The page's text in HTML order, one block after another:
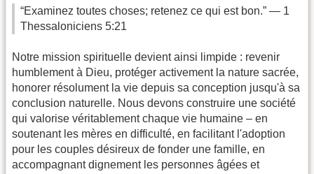
“Examinez toutes choses; retenez ce qui est bon.” — 1
Thessaloniciens 5:21
Notre mission spirituelle devient ainsi limpide : revenir
humblement à Dieu, protéger activement la nature sacrée,
honorer résolument la vie depuis sa conception jusqu'à sa
conclusion naturelle. Nous devons construire une société
qui valorise véritablement chaque vie humaine – en
soutenant les mères en difficulté, en facilitant l'adoption
pour les couples désireux de fonder une famille, en
accompagnant dignement les personnes âgées et